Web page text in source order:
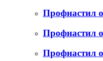
Профнастил
Профнастил
Профнастил